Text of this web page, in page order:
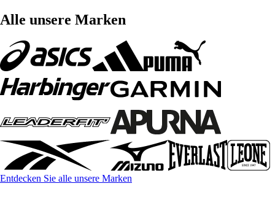
Alle unsere Marken
Entdecken Sie alle unsere Marken